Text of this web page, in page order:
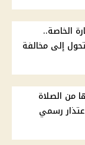
الخاصة..
إلى مخالفة
من الصلاة
رسمي